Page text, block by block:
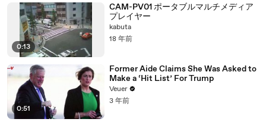
0:13
CAM-PV01 ポータブルマルチメディア
プレイヤー
kabuta
18 年前
0:51
Former Aide Claims She Was Asked to
Make a ‘Hit List’ For Trump
Veuer
3 年前